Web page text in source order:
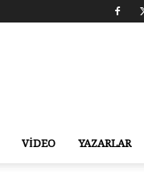
VİDEO YAZARLAR